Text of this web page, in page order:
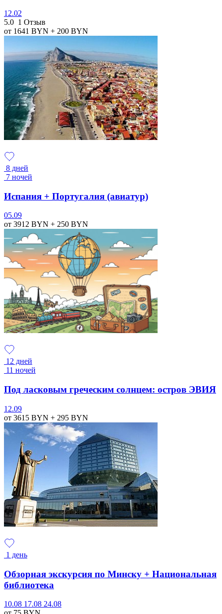
12.02
5.0 1 Отзыв
от 1641 BYN + 200 BYN
8 дней
7 ночей
Испания + Португалия (авиатур)
05.09
от 3912 BYN + 250 BYN
12 дней
11 ночей
Под ласковым греческим солнцем: остров ЭВИЯ
12.09
от 3615 BYN + 295 BYN
1 день
Обзорная экскурсия по Минску + Национальная
библиотека
10.08 17.08 24.08